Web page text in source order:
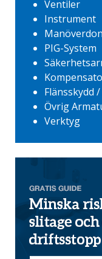
Ventiler
Instrument
Manöverdon
PIG-System
Flänsskydd
Övrig
Verktyg